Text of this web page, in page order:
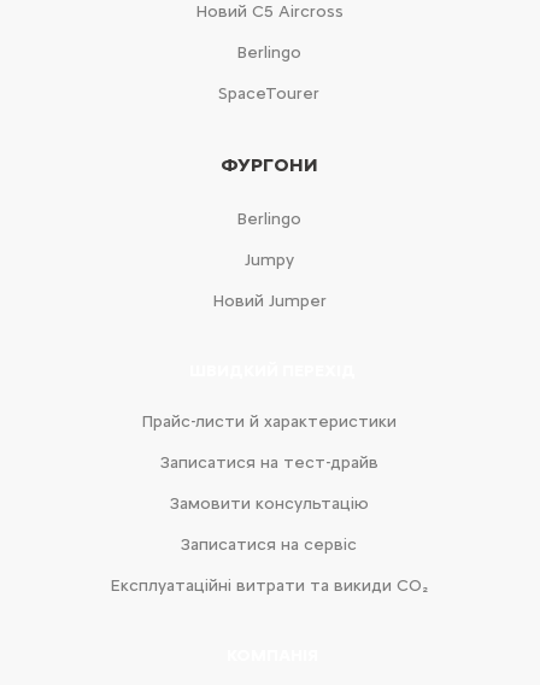
Новий С5 Aircross
Berlingo
SpaceTourer
ФУРГОНИ
Berlingo
Jumpy
Новий Jumper
Прайс-листи й характеристики
Записатися на тест-драйв
Замовити консультацію
Записатися на сервіс
Експлуатаційні витрати та викиди CO₂